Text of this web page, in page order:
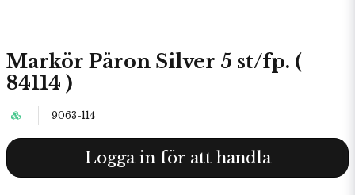
Markör Päron Silver 5 st/fp. (
84114 )
9063-114
Logga in för att handla